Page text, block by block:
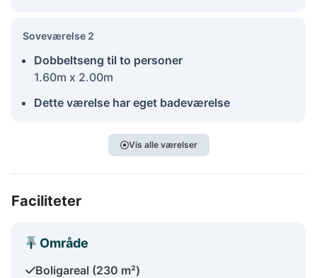
Soveværelse 2
Dobbeltseng til to personer
1.60m x 2.00m
Dette værelse har eget badeværelse
Vis alle værelser
Faciliteter
Område
Boligareal (230 m²)